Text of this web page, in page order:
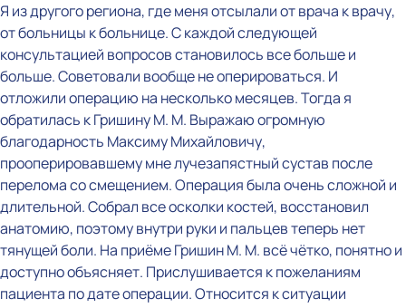
Я из другого региона, где меня отсылали от врача к врачу,
от больницы к больнице. С каждой следующей
консультацией вопросов становилось все больше и
больше. Советовали вообще не оперироваться. И
отложили операцию на несколько месяцев. Тогда я
обратилась к Гришину М. М. Выражаю огромную
благодарность Максиму Михайловичу,
прооперировавшему мне лучезапястный сустав после
перелома со смещением. Операция была очень сложной и
длительной. Собрал все осколки костей, восстановил
анатомию, поэтому внутри руки и пальцев теперь нет
тянущей боли. На приёме Гришин М. М. всё чётко, понятно и
доступно объясняет. Прислушивается к пожеланиям
пациента по дате операции. Относится к ситуации